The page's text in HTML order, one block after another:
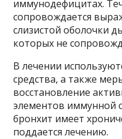
иммунодефицитах.
сопровождается
слизистой оболочки
которых не
В лечении
средства, а также
восстановление
элементов иммунной
бронхит имеет
поддается лечению.